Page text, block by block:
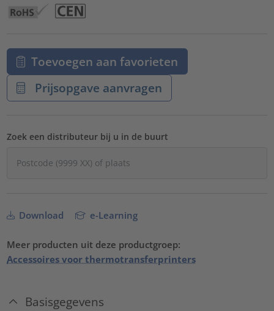
Toevoegen aan favorieten
Prijsopgave aanvragen
Zoek een distributeur bij u in de buurt
Download e-Learning
Meer producten uit deze productgroep:
Accessoires voor thermotransferprinters
Basisgegevens